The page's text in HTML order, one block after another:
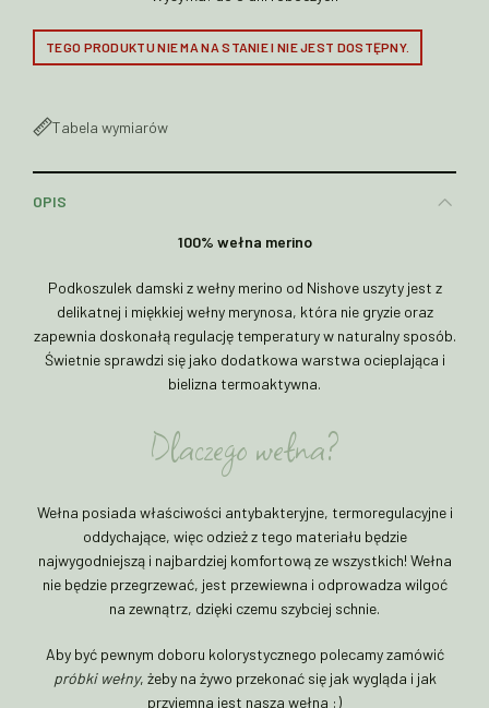
TEGO PRODUKTU NIE MA NA STANIE I NIE JEST DOSTĘPNY.
Tabela wymiarów
OPIS
100% wełna merino
Podkoszulek damski z wełny merino od Nishove uszyty jest z
delikatnej i miękkiej wełny merynosa, która nie gryzie oraz
zapewnia doskonałą regulację temperatury w naturalny sposób.
Świetnie sprawdzi się jako dodatkowa warstwa ocieplająca i
bielizna termoaktywna.
Dlaczego wełna?
Wełna posiada właściwości antybakteryjne, termoregulacyjne i
oddychające, więc odzież z tego materiału będzie
najwygodniejszą i najbardziej komfortową ze wszystkich! Wełna
nie będzie przegrzewać, jest przewiewna i odprowadza wilgoć
na zewnątrz, dzięki czemu szybciej schnie.
Aby być pewnym doboru kolorystycznego polecamy zamówić
próbki wełny, żeby na żywo przekonać się jak wygląda i jak
przyjemna jest nasza wełna :)